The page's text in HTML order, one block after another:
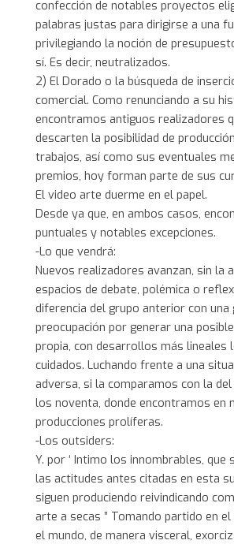
confección de notables proyectos
palabras justas para dirigirse a una
privilegiando la noción de
sí. Es decir, neutralizados.
2) El Dorado o la búsqueda de
comercial. Como renunciando a su
encontramos antiguos realizadores
descarten la posibilidad de
trabajos, así como sus eventuales
premios, hoy forman parte de sus
El video arte duerme en el papel.
Desde ya que, en ambos casos,
puntuales y notables excepciones.
-Lo que vendrá:
Nuevos realizadores avanzan, sin la
espacios de debate, polémica o
diferencia del grupo anterior con una
preocupación por generar una
propia, con desarrollos más lineales
cuidados. Luchando frente a una
adversa, si la comparamos con la
los noventa, donde encontramos en
producciones prolíferas.
-Los outsiders:
Y. por ‘ Intimo los innombrables, que
las actitudes antes citadas en esta
siguen produciendo reivindicando
arte a secas ” Tomando partido en el
el mundo, de manera visceral,